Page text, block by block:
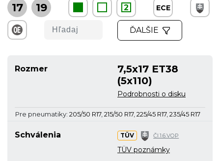
17 19 2 ECE
ĎALŠIE
Rozmer
7,5x17 ET38
(5x110)
Podrobnosti o disku
Schválenia TÜV Čl.1.6.VOP
TÜV poznámky
Pre pneumatiky: 205/50 R17, 215/50 R17, 225/45 R17, 235/45 R17